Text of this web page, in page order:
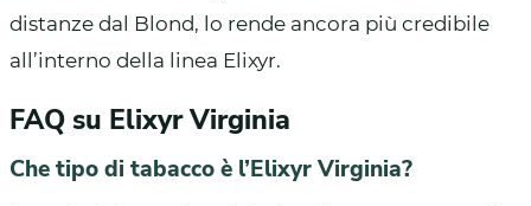
distanze dal Blond, lo rende ancora più credibile
all’interno della linea Elixyr.
FAQ su Elixyr Virginia
Che tipo di tabacco è l’Elixyr Virginia?